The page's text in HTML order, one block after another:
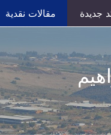
جديدة مقالات نقدية